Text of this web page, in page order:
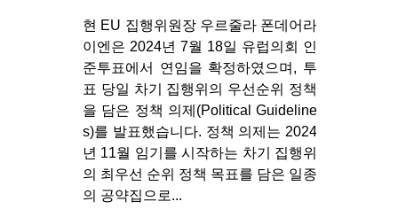
현 EU 집행위원장 우르줄라 폰데어라
이엔은 2024년 7월 18일 유럽의회 인
준투표에서 연임을 확정하였으며, 투
표 당일 차기 집행위의 우선순위 정책
을 담은 정책 의제(Political Guideline
s)를 발표했습니다. 정책 의제는 2024
년 11월 임기를 시작하는 차기 집행위
의 최우선 순위 정책 목표를 담은 일종
의 공약집으로...